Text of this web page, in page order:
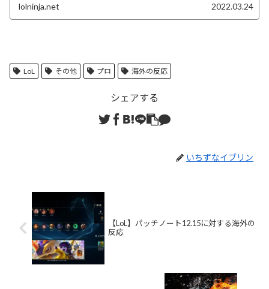
lolninja.net 2022.03.24
LoL その他 プロ 海外の反応
シェアする
いちずなイブリン
【LoL】パッチノート12.15に対する海外の
反応